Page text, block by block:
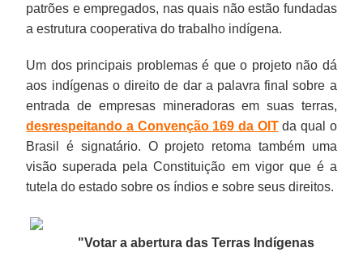
patrões e empregados, nas quais não estão fundadas
a estrutura cooperativa do trabalho indígena.
Um dos principais problemas é que o projeto não dá
aos indígenas o direito de dar a palavra final sobre a
entrada de empresas mineradoras em suas terras,
desrespeitando a Convenção 169 da OITda qual o
Brasil é signatário. O projeto retoma também uma
visão superada pela Constituição em vigor que é a
tutela do estado sobre os índios e sobre seus direitos.
"Votar a abertura das Terras Indígenas